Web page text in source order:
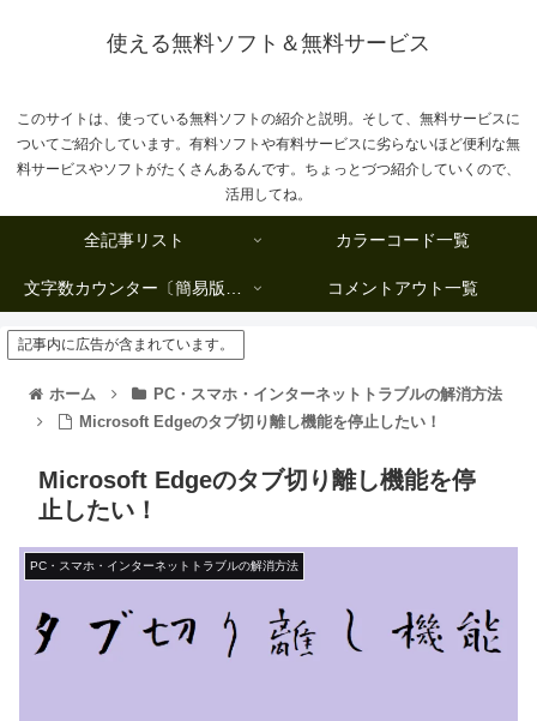
使える無料ソフト＆無料サービス
このサイトは、使っている無料ソフトの紹介と説明。そして、無料サービスに
ついてご紹介しています。有料ソフトや有料サービスに劣らないほど便利な無
料サービスやソフトがたくさんあるんです。ちょっとづつ紹介していくので、
活用してね。
全記事リスト カラーコード一覧
文字数カウンター〔簡易版複数行タイプ〕 コメントアウト一覧
記事内に広告が含まれています。
ホーム
PC・スマホ・インターネットトラブルの解消方法
Microsoft Edgeのタブ切り離し機能を停止したい！
Microsoft Edgeのタブ切り離し機能を停
止したい！
PC・スマホ・インターネットトラブルの解消方法